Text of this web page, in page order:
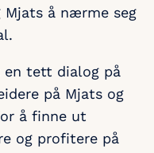
Mjats å nærme seg
en tett dialog på
på Mjats og
å finne ut
og profitere på